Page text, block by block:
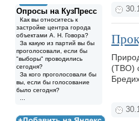
Опросы на КузПресс
Как вы относитесь к
застройке центра города
объектами А. Н. Говора?
За какую из партий вы бы
проголосовали, если бы
"выборы" проводились
сегодня?
За кого проголосовали бы
вы, если бы голосование
было сегодня?
(ТВО)